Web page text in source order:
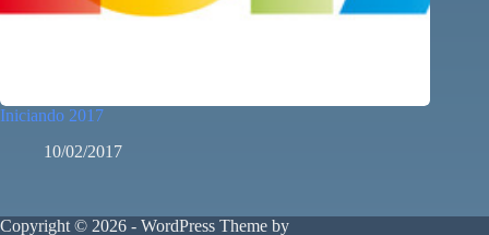
Iniciando 2017
10/02/2017
Copyright © 2026 - WordPress Theme by